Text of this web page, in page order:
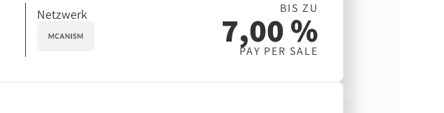
Netzwerk BIS ZU
7,00 %
PAY PER SALE